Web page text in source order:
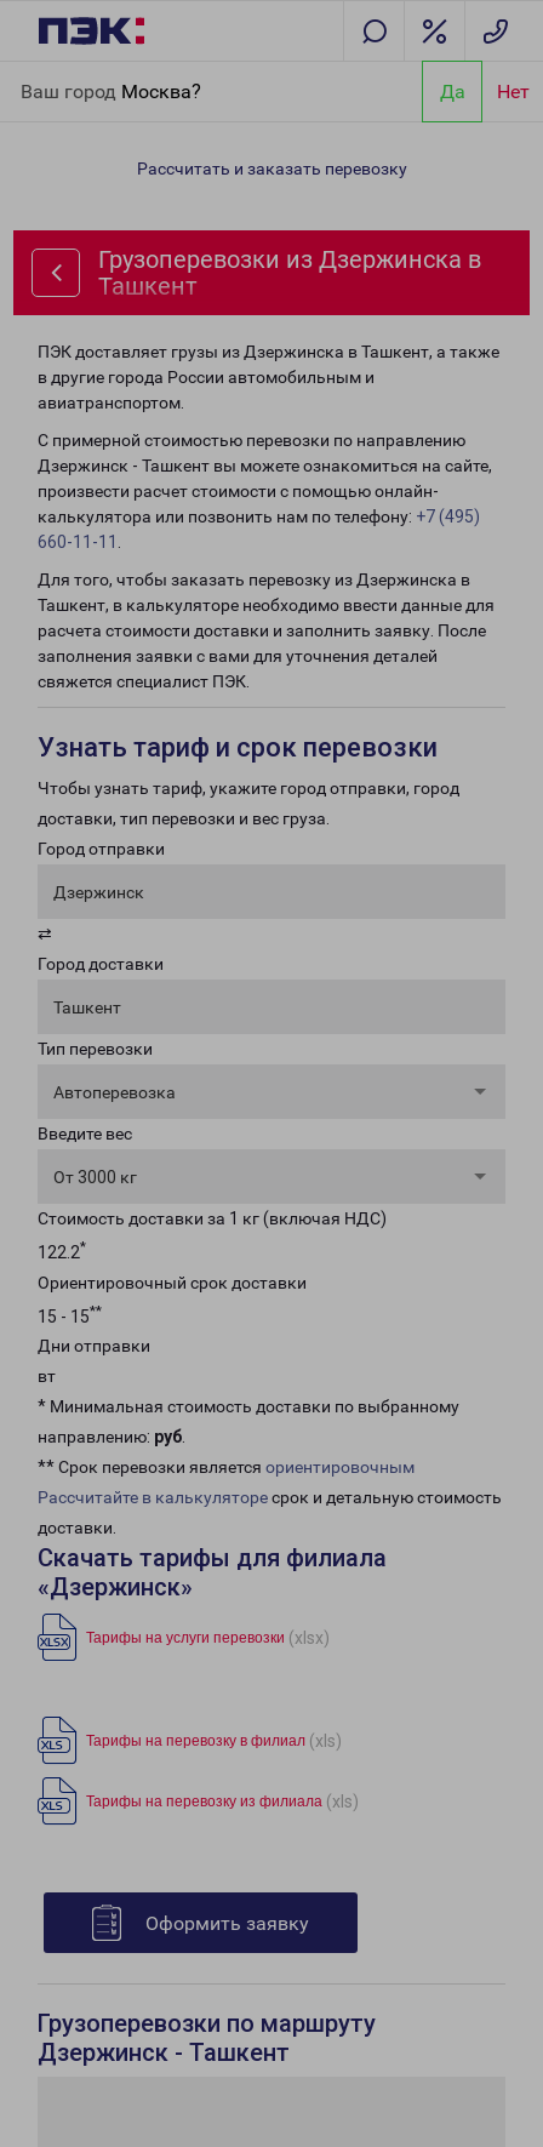
Ваш город Москва? Да Нет
Ташкент
Рассчитать и заказать перевозку
Грузоперевозки из Дзержинска в
Ташкент
ПЭК доставляет грузы из Дзержинска в Ташкент, а также
в другие города России автомобильным и
авиатранспортом.
С примерной стоимостью перевозки по направлению
Дзержинск - Ташкент вы можете ознакомиться на сайте,
произвести расчет стоимости с помощью онлайн-
калькулятора или позвонить нам по телефону: +7 (495)
660-11-11
Для того, чтобы заказать перевозку из Дзержинска в
Ташкент, в калькуляторе необходимо ввести данные для
расчета стоимости доставки и заполнить заявку. После
заполнения заявки с вами для уточнения деталей
свяжется специалист ПЭК.
Узнать тариф и срок перевозки
Чтобы узнать тариф, укажите город отправки, город
доставки, тип перевозки и вес груза.
Город отправки
Дзержинск
⇄
Город доставки
Ташкент
Тип перевозки
Автоперевозка
Введите вес
От 3000 кг
Стоимость доставки за 1 кг (включая НДС)
122.2*
Ориентировочный срок доставки
15 - 15**
Дни отправки
вт
* Минимальная стоимость доставки по выбранному
направлению: руб.
** Срок перевозки является ориентировочным
Рассчитайте в калькуляторесрок и детальную стоимость
доставки.
Скачать тарифы для филиала
«Дзержинск»
Тарифы на услуги перевозки (xlsx)
Тарифы на перевозку в филиал (xls)
Тарифы на перевозку из филиала (xls)
Оформить заявку
Грузоперевозки по маршруту
Дзержинск - Ташкент